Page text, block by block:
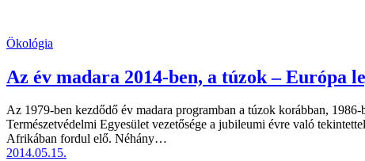
Ökológia
Az év madara 2014-ben, a túzok – Európa
Az 1979-ben kezdődő év madara programban a túzok korábban,
Természetvédelmi Egyesület vezetősége a jubileumi évre való
Afrikában fordul elő. Néhány…
2014.05.15.